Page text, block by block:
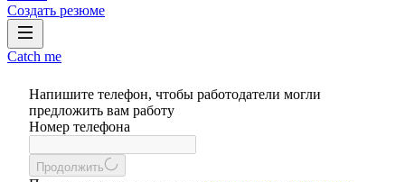
Создать резюме
Catch me
Напишите телефон, чтобы работодатели могли
предложить вам работу
Номер телефона
Продолжить